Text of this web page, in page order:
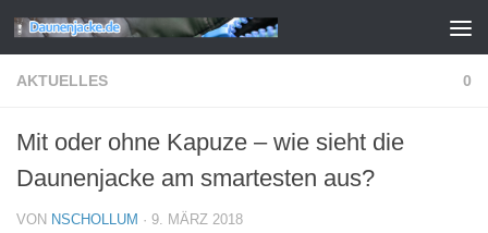
Zum Inhalt springen
AKTUELLES 0
Mit oder ohne Kapuze – wie sieht die
Daunenjacke am smartesten aus?
VON NSCHOLLUM · 9. MÄRZ 2018